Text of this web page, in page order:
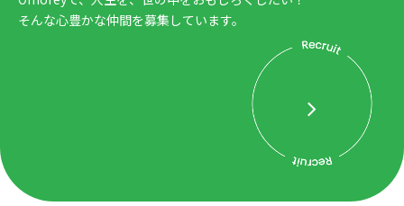
そんな心豊かな仲間を募集しています。